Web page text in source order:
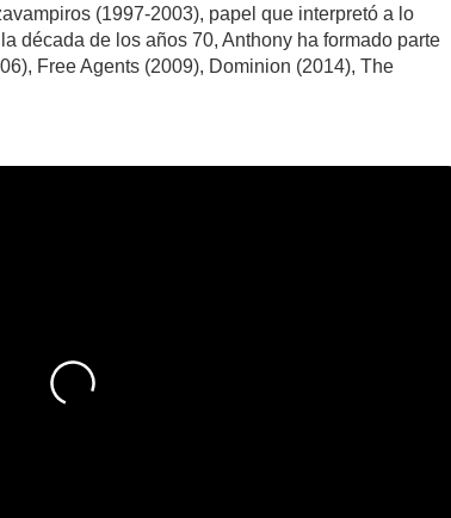
(1997-2003), papel que interpretó a lo
década de los años 70, Anthony ha formado parte
Free Agents (2009), Dominion (2014), The